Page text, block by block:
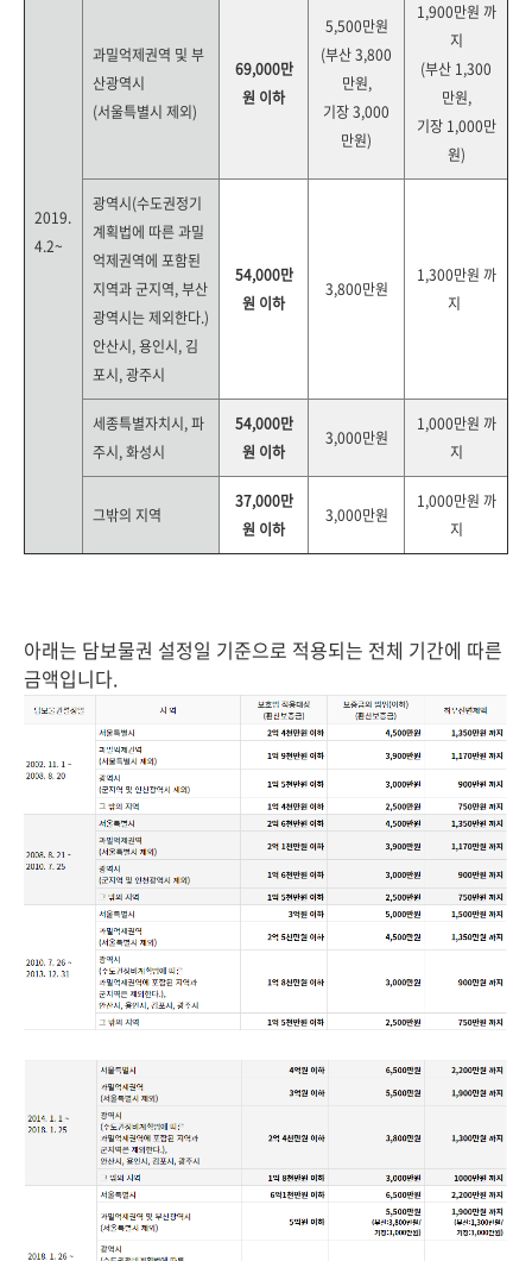
2019.
4.2~
과밀억제권역 및 부
산광역시
(서울특별시 제외)
69,000만
원 이하
5,500만원
(부산 3,800
만원,
기장 3,000
만원)
1,900만원 까
지
(부산 1,300
만원,
기장 1,000만
원)
광역시(수도권정기
계획법에 따른 과밀
억제권역에 포함된
지역과 군지역, 부산
광역시는 제외한다.)
안산시, 용인시, 김
포시, 광주시
54,000만
원 이하
3,800만원
1,300만원 까
지
세종특별자치시, 파
주시, 화성시
54,000만
원 이하
3,000만원
1,000만원 까
지
그밖의 지역
37,000만
원 이하
3,000만원
1,000만원 까
지
아래는 담보물권 설정일 기준으로 적용되는 전체 기간에 따른
금액입니다.